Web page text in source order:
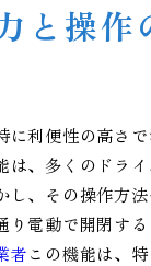
と操作
利便性の高さ
、多くのドラ
、その操作方
電動で開閉す
者この機能は、